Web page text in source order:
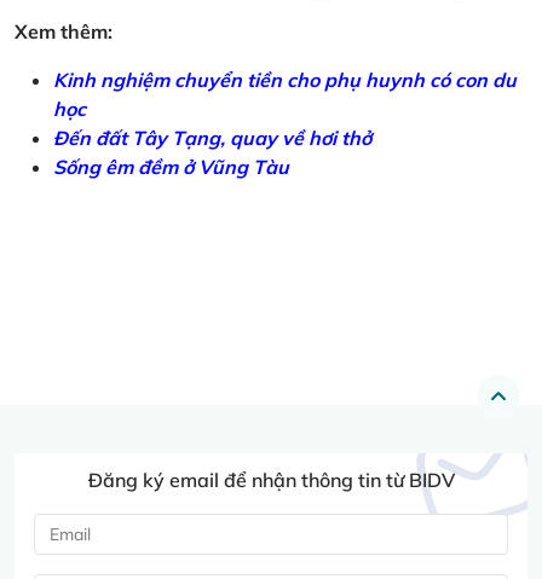
Xem thêm:
Kinh nghiệm chuyển tiền cho phụ huynh có con du
học
Đến đất Tây Tạng, quay về hơi thở
Sống êm đềm ở Vũng Tàu
Đăng ký email để nhận thông tin từ BIDV